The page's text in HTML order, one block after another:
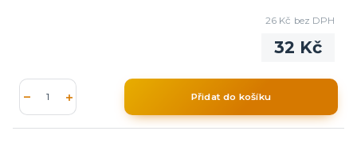
32 Kč
26 Kč bez DPH
Přidat do košíku